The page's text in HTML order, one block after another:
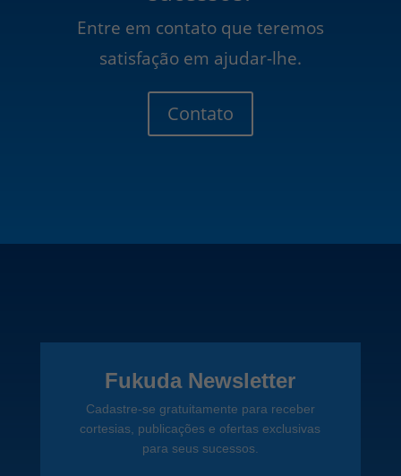
Entre em contato que teremos
satisfação em ajudar-lhe.
Contato
Fukuda Newsletter
Cadastre-se gratuitamente para receber
cortesias, publicações e ofertas exclusivas
para seus sucessos.